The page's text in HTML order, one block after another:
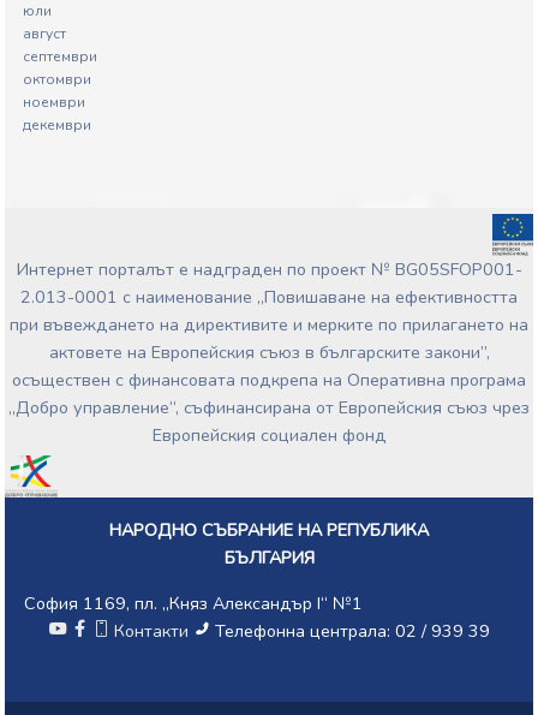
юли
август
септември
октомври
ноември
декември
Интернет порталът е надграден по проект № BG05SFOP001-
2.013-0001 с наименование „Повишаване на ефективността
при въвеждането на директивите и мерките по прилагането на
актовете на Европейския съюз в българските закони”,
осъществен с финансовата подкрепа на Оперативна програма
„Добро управление“, съфинансирана от Европейския съюз чрез
Европейския социален фонд
НАРОДНО СЪБРАНИЕ НА РЕПУБЛИКА
БЪЛГАРИЯ
София 1169, пл. „Княз Александър I“ №1
Контакти
Телефонна централа: 02 / 939 39